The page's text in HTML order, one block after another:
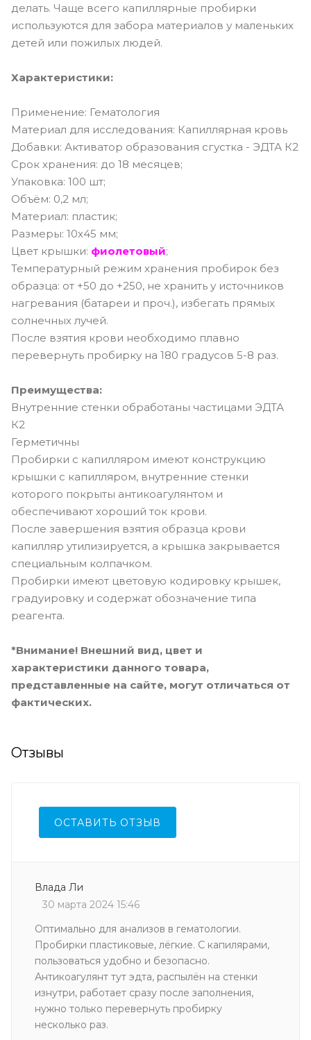
делать. Чаще всего капиллярные пробирки
используются для забора материалов у маленьких
детей или пожилых людей.
Характеристики:
Применение: Гематология
Материал для исследования: Капиллярная кровь
Добавки: Активатор образования сгустка - ЭДТА К2
Срок хранения: до 18 месяцев;
Упаковка: 100 шт;
Объём: 0,2 мл;
Материал: пластик;
Размеры: 10х45 мм;
Цвет крышки: фиолетовый;
Температурный режим хранения пробирок без
образца: от +50 до +250, не хранить у источников
нагревания (батареи и проч.), избегать прямых
солнечных лучей.
После взятия крови необходимо плавно
перевернуть пробирку на 180 градусов 5-8 раз.
Преимущества:
Внутренние стенки обработаны частицами ЭДТА
К2
Герметичны
Пробирки с капилляром имеют конструкцию
крышки с капилляром, внутренние стенки
которого покрыты антикоагулянтом и
обеспечивают хороший ток крови.
После завершения взятия образца крови
капилляр утилизируется, а крышка закрывается
специальным колпачком.
Пробирки имеют цветовую кодировку крышек,
градуировку и содержат обозначение типа
реагента.
*Внимание! Внешний вид, цвет и
характеристики данного товара,
представленные на сайте, могут отличаться от
фактических.
Отзывы
ОСТАВИТЬ ОТЗЫВ
Влада Ли
30 марта 2024 15:46
Оптимально для анализов в гематологии.
Пробирки пластиковые, лёгкие. С капилярами,
пользоваться удобно и безопасно.
Антикоагулянт тут эдта, распылён на стенки
изнутри, работает сразу после заполнения,
нужно только перевернуть пробирку
несколько раз.